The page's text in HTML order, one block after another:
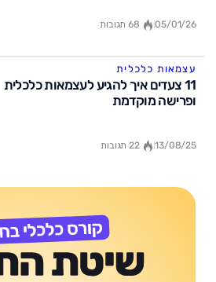
05/01/26 68 תגובות
עצמאות כלכלית
11 צעדים איך להגיע לעצמאות כלכלית
ופרישה מוקדמת
13/08/25 22 תגובות